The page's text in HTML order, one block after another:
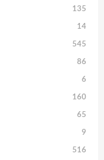
135
14
545
86
6
160
65
9
516